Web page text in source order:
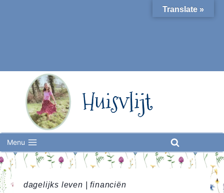
Huisvlijt
Menu
dagelijks leven |financiën
Translate »